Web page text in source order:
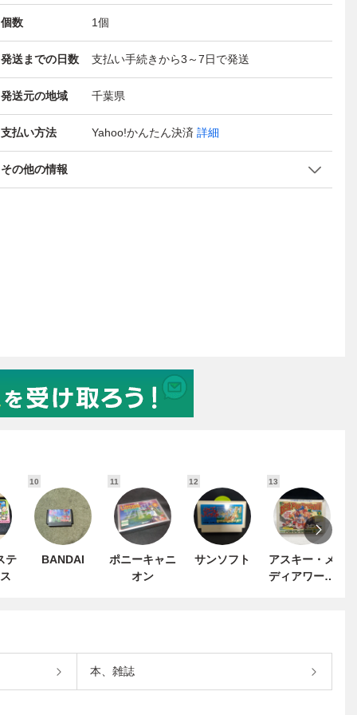
個数 1個
発送までの日数 支払い手続きから3～7日で発送
発送元の地域 千葉県
支払い方法 Yahoo!かんたん決済 詳細
その他の情報
テ
10
BANDAI
11
ポニーキャニ
オン
12
サンソフト
13
アスキー・メ
ディアワーク
本、雑誌